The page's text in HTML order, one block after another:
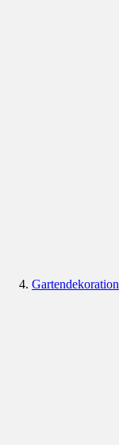
Gartendekoration